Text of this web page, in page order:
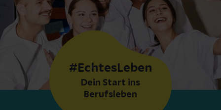
#EchtesLeben
Dein Start ins
Berufsleben